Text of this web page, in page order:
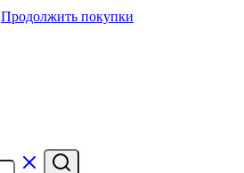
Продолжить покупки